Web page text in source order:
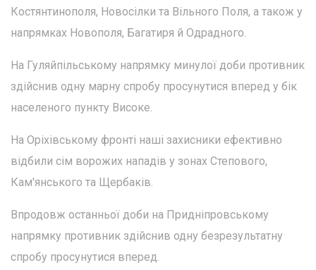
Костянтинополя, Новосілки та Вільного Поля, а також у
напрямках Новополя, Багатиря й Одрадного.
На Гуляйпільському напрямку минулої доби противник
здійснив одну марну спробу просунутися вперед у бік
населеного пункту Високе.
На Оріхівському фронті наші захисники ефективно
відбили сім ворожих нападів у зонах Степового,
Кам'янського та Щербаків.
Впродовж останньої доби на Придніпровському
напрямку противник здійснив одну безрезультатну
спробу просунутися вперед.